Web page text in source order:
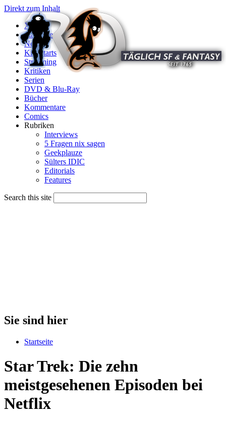
Direkt zum Inhalt
X
Startseite
News
Kinostarts
Streaming
Kritiken
Serien
DVD & Blu-Ray
Bücher
Kommentare
Comics
Rubriken
Interviews
5 Fragen nix sagen
Geekplauze
Sülters IDIC
Editorials
Features
Search this site
Sie sind hier
Startseite
Star Trek: Die zehn
meistgesehenen Episoden bei
Netflix